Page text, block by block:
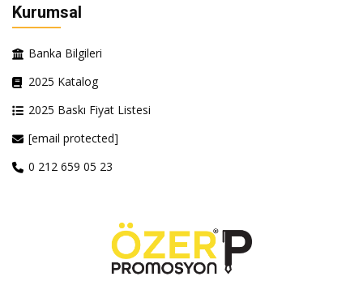
Kurumsal
Banka Bilgileri
2025 Katalog
2025 Baskı Fiyat Listesi
[email protected]
0 212 659 05 23